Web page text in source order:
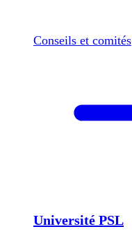
Conseils et comités
Université PSL